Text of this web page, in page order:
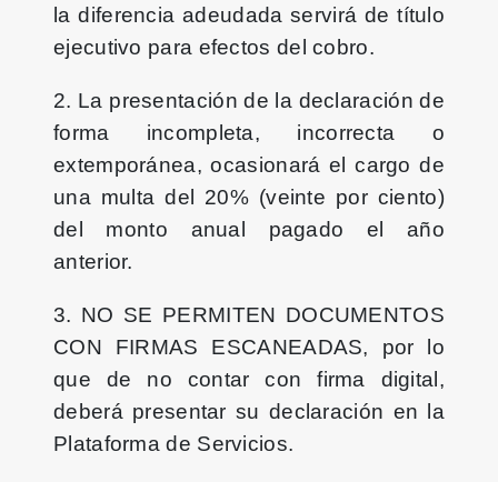
la diferencia adeudada servirá de título
ejecutivo para efectos del cobro.
2. La presentación de la declaración de
forma incompleta, incorrecta o
extemporánea, ocasionará el cargo de
una multa del 20% (veinte por ciento)
del monto anual pagado el año
anterior.
3. NO SE PERMITEN DOCUMENTOS
CON FIRMAS ESCANEADAS, por lo
que de no contar con firma digital,
deberá presentar su declaración en la
Plataforma de Servicios.